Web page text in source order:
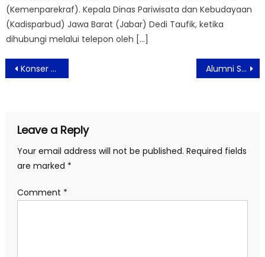
(Kemenparekraf). Kepala Dinas Pariwisata dan Kebudayaan
(Kadisparbud) Jawa Barat (Jabar) Dedi Taufik, ketika
dihubungi melalui telepon oleh […]
Post
navigation
Konser JUMBO: Keajaiban Musik dan Cerita Kita Sukses Pukau Ribuan Penonton Berbagai Usia Alumni SMPN 85 Jakarta Mempererat Silaturahmi dengan Kegiatan Ikadelima Gowes Merdeka 80 Tahun
Leave a Reply
Your email address will not be published. Required fields
are marked *
Comment *